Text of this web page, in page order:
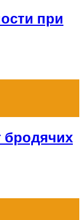
при
бродячих